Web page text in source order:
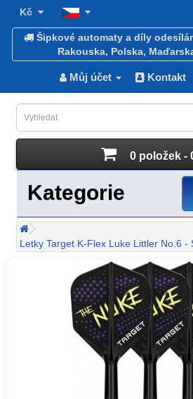
Kč
Šipkové automaty a díly
Rakouska, Polska,
Můj účet Kontakt
0 položek -
Kategorie
Letky Target K-Flex Luke Littler No.6 -